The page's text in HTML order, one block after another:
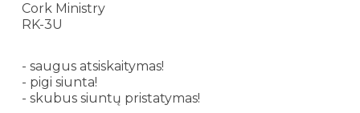
Cork Ministry
RK-3U
- saugus atsiskaitymas!
- pigi siunta!
- skubus siuntų pristatymas!